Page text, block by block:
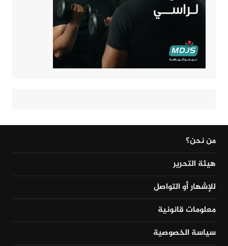
من نحن؟
هيئة التحرير
للإشهار أو التواصل
معلومات قانونية
سياسة الخصوصية